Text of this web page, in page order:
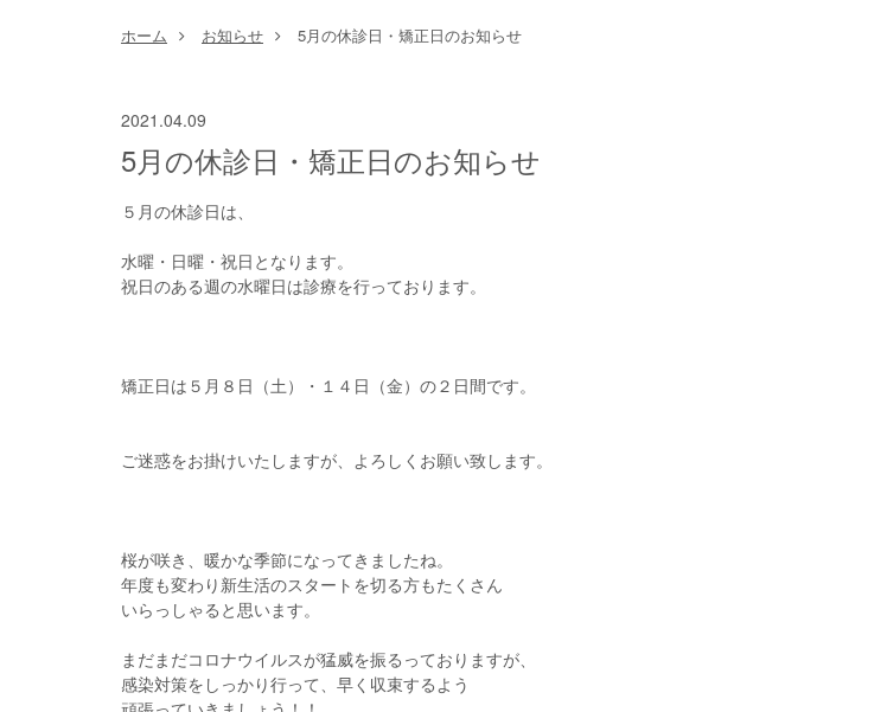
ホーム お知らせ 5月の休診日・矯正日のお知らせ
2021.04.09
5月の休診日・矯正日のお知らせ
５月の休診日は、
水曜・日曜・祝日となります。
祝日のある週の水曜日は診療を行っております。
矯正日は５月８日（土）・１４日（金）の２日間です。
ご迷惑をお掛けいたしますが、よろしくお願い致します。
桜が咲き、暖かな季節になってきましたね。
年度も変わり新生活のスタートを切る方もたくさん
いらっしゃると思います。
まだまだコロナウイルスが猛威を振るっておりますが、
感染対策をしっかり行って、早く収束するよう